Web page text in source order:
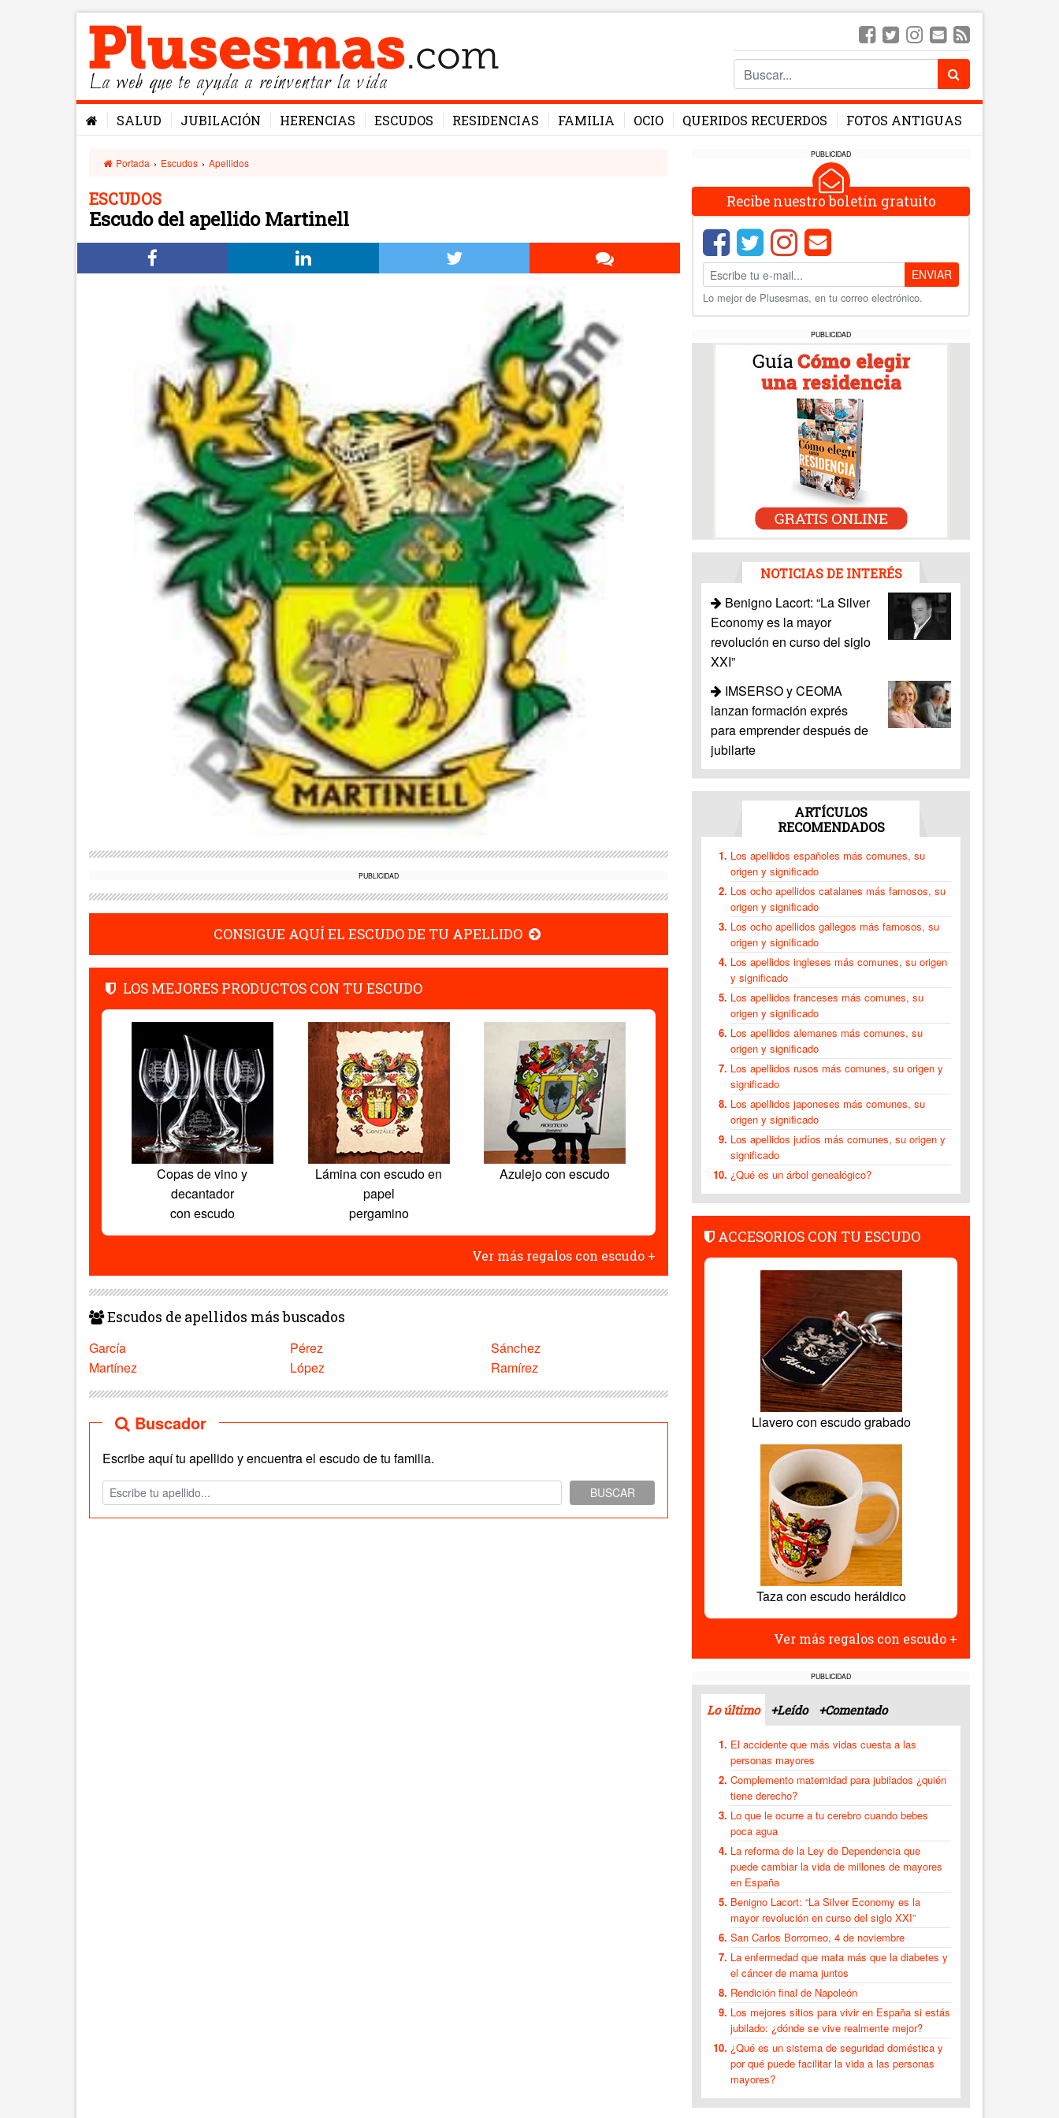
La web que te ayuda a reinventar la vida
SALUD JUBILACIÓN HERENCIAS ESCUDOS RESIDENCIAS FAMILIA OCIO QUERIDOS RECUERDOS FOTOS ANTIGUAS
Portada › Escudos › Apellidos
ESCUDOS
Escudo del apellido Martinell
PUBLICIDAD
CONSIGUE AQUÍ EL ESCUDO DE TU APELLIDO
LOS MEJORES PRODUCTOS CON TU ESCUDO
Copas de vino y
decantador
con escudo
Lámina con escudo en
papel
pergamino
Azulejo con escudo
Ver más regalos con escudo +
Escudos de apellidos más buscados
García
Pérez
Sánchez
Martínez
López Ramírez
Buscador
Escribe aquí tu apellido y encuentra el escudo de tu familia.
BUSCAR
PUBLICIDAD
Recibe nuestro boletín gratuito
ENVIAR
Lo mejor de Plusesmas, en tu correo electrónico.
PUBLICIDAD
NOTICIAS DE INTERÉS
Benigno Lacort: “La Silver
Economy es la mayor
revolución en curso del siglo
XXI”
IMSERSO y CEOMA
lanzan formación exprés
para emprender después de
jubilarte
ARTÍCULOS
RECOMENDADOS
Los apellidos españoles más comunes, su
origen y significado
Los ocho apellidos catalanes más famosos, su
origen y significado
Los ocho apellidos gallegos más famosos, su
origen y significado
Los apellidos ingleses más comunes, su origen
y significado
Los apellidos franceses más comunes, su
origen y significado
Los apellidos alemanes más comunes, su
origen y significado
Los apellidos rusos más comunes, su origen y
significado
Los apellidos japoneses más comunes, su
origen y significado
Los apellidos judíos más comunes, su origen y
significado
¿Qué es un árbol genealógico?
ACCESORIOS CON TU ESCUDO
Llavero con escudo grabado
Taza con escudo heráldico
Ver más regalos con escudo +
PUBLICIDAD
Lo último +Leído +Comentado
El accidente que más vidas cuesta a las
personas mayores
Complemento maternidad para jubilados ¿quién
tiene derecho?
Lo que le ocurre a tu cerebro cuando bebes
poca agua
La reforma de la Ley de Dependencia que
puede cambiar la vida de millones de mayores
en España
Benigno Lacort: “La Silver Economy es la
mayor revolución en curso del siglo XXI”
San Carlos Borromeo, 4 de noviembre
La enfermedad que mata más que la diabetes y
el cáncer de mama juntos
Rendición final de Napoleón
Los mejores sitios para vivir en España si estás
jubilado: ¿dónde se vive realmente mejor?
¿Qué es un sistema de seguridad doméstica y
por qué puede facilitar la vida a las personas
mayores?